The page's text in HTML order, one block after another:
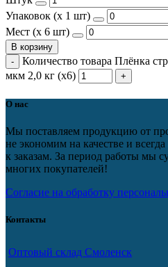
Упаковок (x 1 шт)
Мест (x 6 шт)
В корзину
Количество товара Плёнка
мкм 2,0 кг (х6)
О нас
Мы поставляем продукцию от
не экономим на качестве и
к заказам. За период работы мы
многих покупателей!
Согласие на обработку
Контакты
Оптовый склад Смоленск